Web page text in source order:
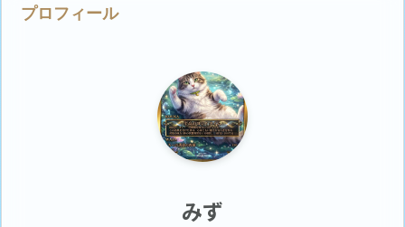
プロフィール
みず